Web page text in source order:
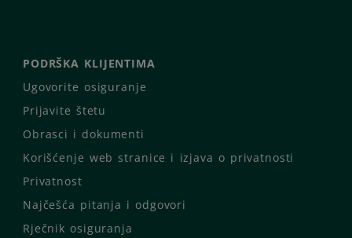
PODRŠKA KLIJENTIMA
Ugovorite osiguranje
Prijavite štetu
Obrasci i dokumenti
Korišćenje web stranice i izjava o privatnosti
Privatnost
Najčešća pitanja i odgovori
Rječnik osiguranja